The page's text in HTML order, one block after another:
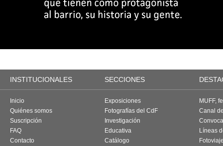
INSTITUCIONALES SECCIONES
Inicio
Quiénes somos
Suscripción
FAQ
Contacto
Exposiciones
Fotografías del CdF
Investigación
Educativa
Catálogo
MUFF,
Canal
Líneas